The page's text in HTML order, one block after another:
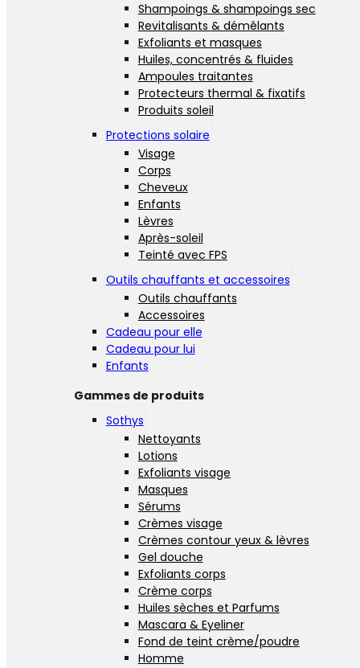
Shampoings & shampoings sec
Revitalisants & démêlants
Exfoliants et masques
Huiles, concentrés & fluides
Ampoules traitantes
Protecteurs thermal & fixatifs
Produits soleil
Protections solaire
Visage
Corps
Cheveux
Enfants
Lèvres
Après-soleil
Teinté avec FPS
Outils chauffants et accessoires
Outils chauffants
Accessoires
Cadeau pour elle
Cadeau pour lui
Enfants
Gammes de produits
Sothys
Nettoyants
Lotions
Exfoliants visage
Masques
Sérums
Crèmes visage
Crèmes contour yeux & lèvres
Gel douche
Exfoliants corps
Crème corps
Huiles sèches et Parfums
Mascara & Eyeliner
Fond de teint crème/poudre
Homme